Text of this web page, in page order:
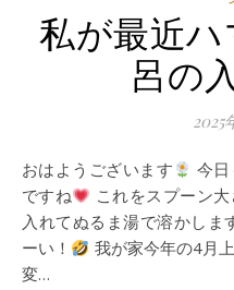
私が最近
呂の
2025
おはようございます
今
ですね
これをスプーン
入れてぬるま湯で溶かし
ーい！
我が家今年の4月
変…